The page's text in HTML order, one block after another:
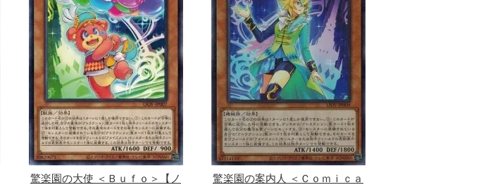
驚楽園の大使 ＜Ｂｕｆｏ＞【ノ
驚楽園の案内人 ＜Ｃｏｍｉｃａ